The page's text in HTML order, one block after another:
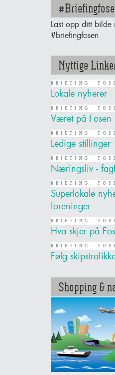
Last opp ditt bilde
#briefingfosen
Nyttige
Lokale nyherer
Været på Fosen
Ledige stillinger
Næringsliv -
Superlokale
foreninger
Hva skjer på
Følg
Shopping &